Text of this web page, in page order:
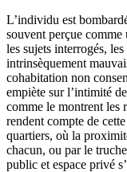
L’individu est
souvent perçue
les sujets interrogés,
intrinsèquement
cohabitation non
empiète sur l’intimité
comme le montrent les
rendent compte de
quartiers, où la
chacun, ou par le
public et espace privé